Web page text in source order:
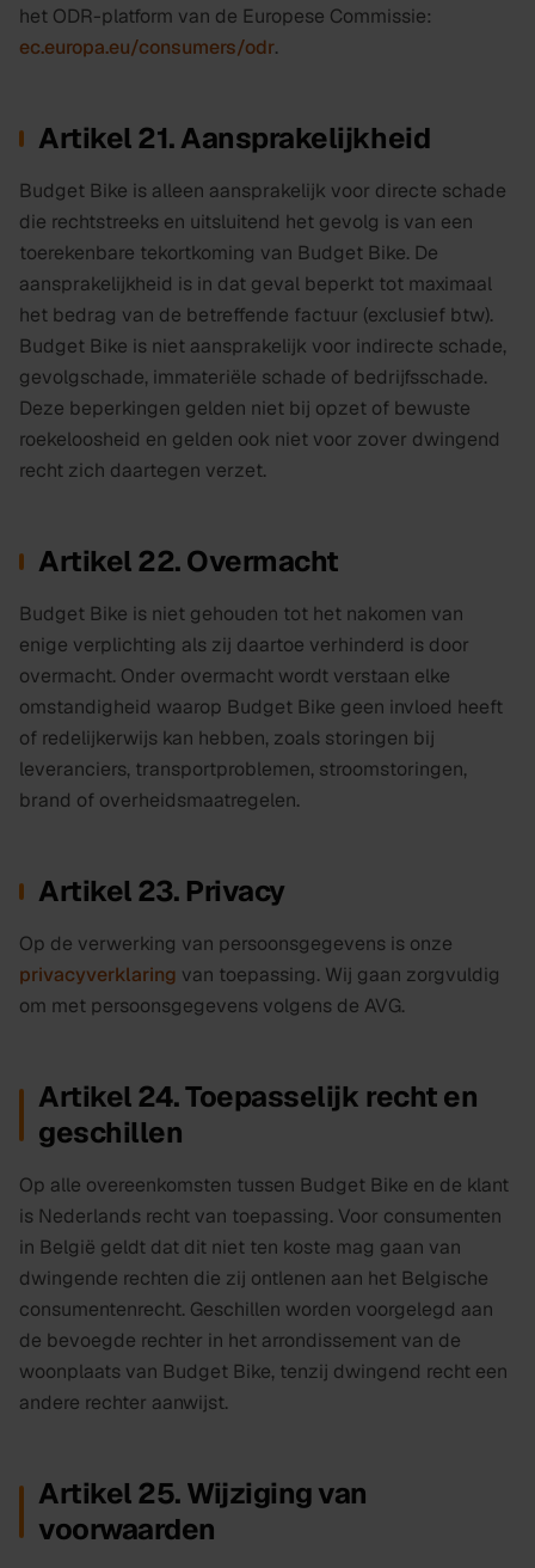
het ODR-platform van de Europese Commissie:
ec.europa.eu/consumers/odr.
Artikel 21. Aansprakelijkheid
Budget Bike is alleen aansprakelijk voor directe schade
die rechtstreeks en uitsluitend het gevolg is van een
toerekenbare tekortkoming van Budget Bike. De
aansprakelijkheid is in dat geval beperkt tot maximaal
het bedrag van de betreffende factuur (exclusief btw).
Budget Bike is niet aansprakelijk voor indirecte schade,
gevolgschade, immateriële schade of bedrijfsschade.
Deze beperkingen gelden niet bij opzet of bewuste
roekeloosheid en gelden ook niet voor zover dwingend
recht zich daartegen verzet.
Artikel 22. Overmacht
Budget Bike is niet gehouden tot het nakomen van
enige verplichting als zij daartoe verhinderd is door
overmacht. Onder overmacht wordt verstaan elke
omstandigheid waarop Budget Bike geen invloed heeft
of redelijkerwijs kan hebben, zoals storingen bij
leveranciers, transportproblemen, stroomstoringen,
brand of overheidsmaatregelen.
Artikel 23. Privacy
Op de verwerking van persoonsgegevens is onze
privacyverklaring van toepassing. Wij gaan zorgvuldig
om met persoonsgegevens volgens de AVG.
Artikel 24. Toepasselijk recht en
geschillen
Op alle overeenkomsten tussen Budget Bike en de klant
is Nederlands recht van toepassing. Voor consumenten
in België geldt dat dit niet ten koste mag gaan van
dwingende rechten die zij ontlenen aan het Belgische
consumentenrecht. Geschillen worden voorgelegd aan
de bevoegde rechter in het arrondissement van de
woonplaats van Budget Bike, tenzij dwingend recht een
andere rechter aanwijst.
Artikel 25. Wijziging van
voorwaarden